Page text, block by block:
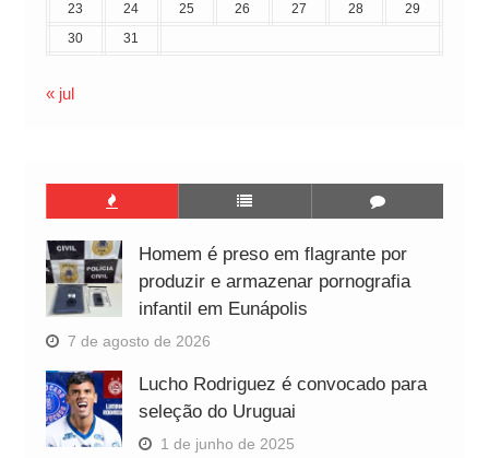
23
24 25 26 27 28
29
30
31
« jul
Homem é preso em flagrante por
produzir e armazenar pornografia
infantil em Eunápolis
7 de agosto de 2026
Lucho Rodriguez é convocado para
seleção do Uruguai
1 de junho de 2025